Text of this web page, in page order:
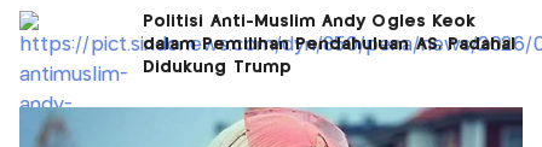
Politisi Anti-Muslim Andy Ogles Keok
dalam Pemilihan Pendahuluan AS, Padahal
Didukung Trump